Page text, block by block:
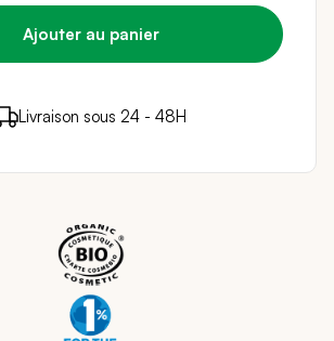
fidélité ( 0,10 € )en achetant ce
Livraison sous 24 - 48H
Paiement sécurisé